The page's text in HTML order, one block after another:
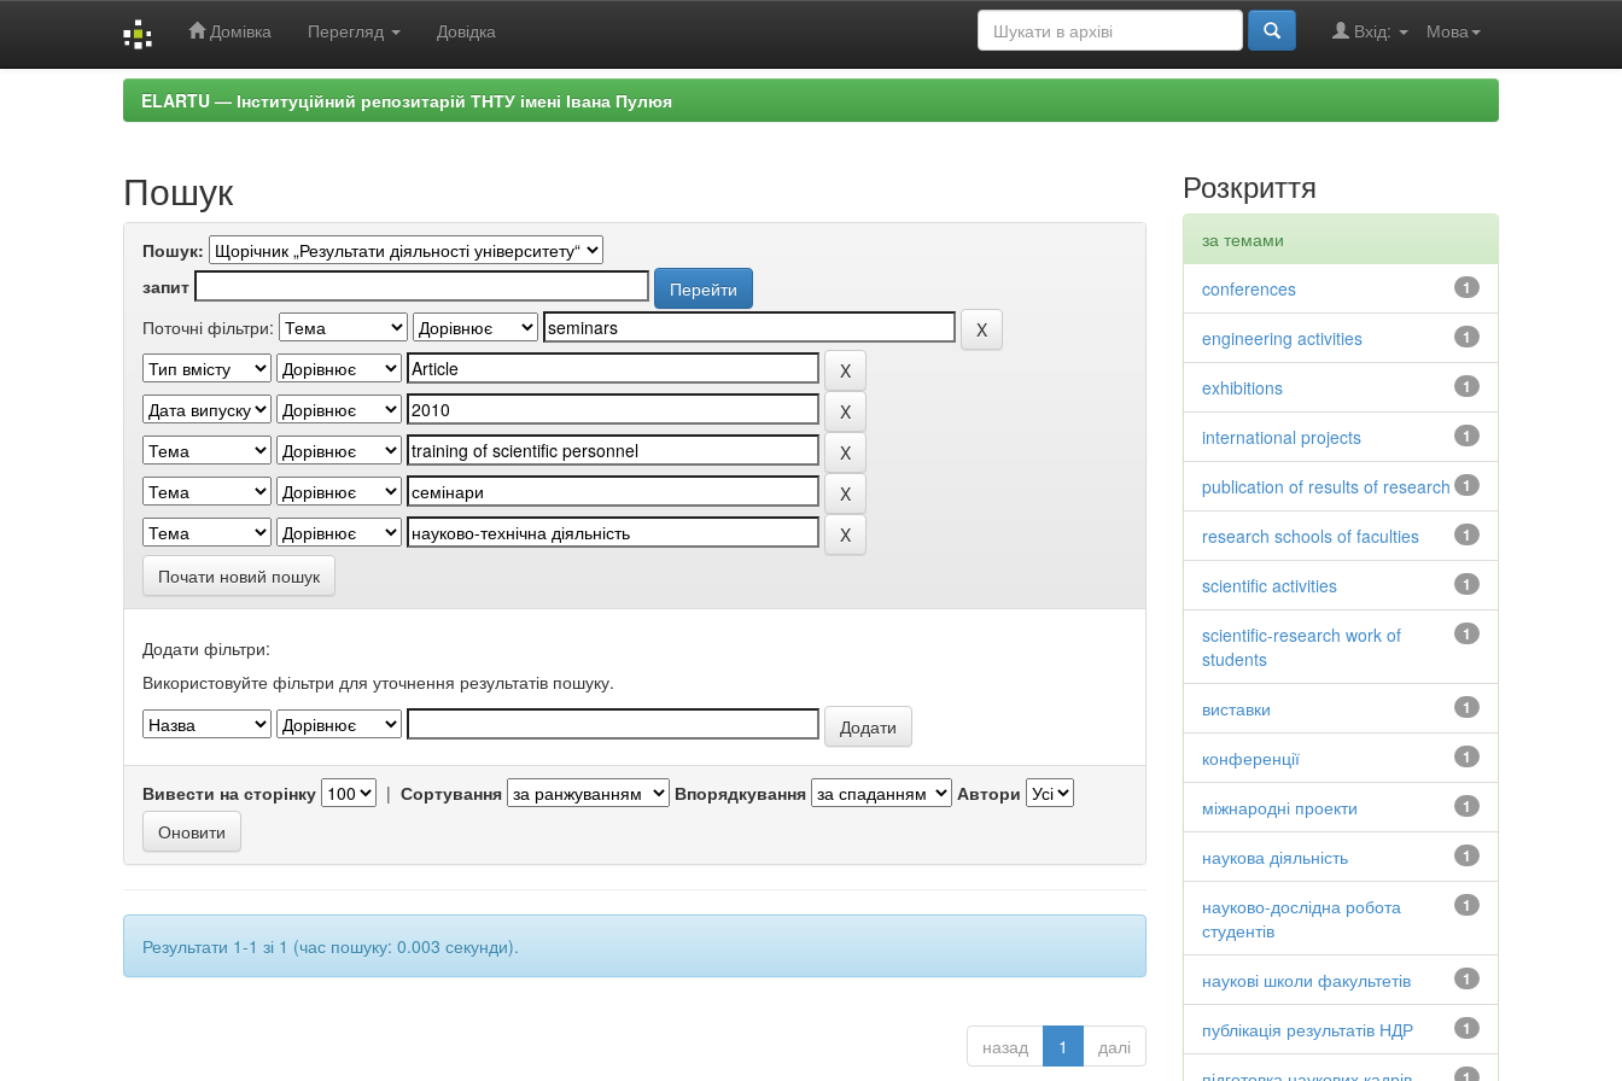
Домівка Перегляд Довідка Мова
Вхід:
ELARTU — Інституційний репозитарій ТНТУ імені Івана Пулюя
Пошук
Пошук:
запит
Поточні фільтри:
Почати новий пошук
Додати фільтри:
Використовуйте фільтри для уточнення результатів пошуку.
Вивести на сторінку | Сортування Впорядкування Автори
Результати 1-1 зі 1 (час пошуку: 0.003 секунди).
назад 1 далі
Розкриття
за темами
1
conferences
1
engineering activities
1
exhibitions
1
international projects
1
publication of results of research
1
research schools of faculties
1
scientific activities
1
scientific-research work of
students
1
виставки
1
конференції
1
міжнародні проекти
1
наукова діяльність
1
науково-дослідна робота
студентів
1
наукові школи факультетів
1
публікація результатів НДР